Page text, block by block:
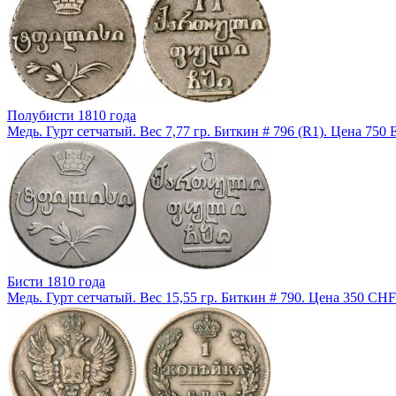
Полубисти 1810 года
Медь. Гурт сетчатый. Вес 7,77 гр. Биткин # 796 (R1). Цена 750
Бисти 1810 года
Медь. Гурт сетчатый. Вес 15,55 гр. Биткин # 790. Цена 350